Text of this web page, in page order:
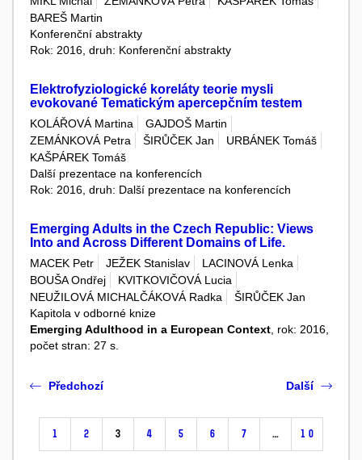
BAREŠ Martin
Konferenční abstrakty
Rok: 2016, druh: Konferenční abstrakty
Elektrofyziologické koreláty teorie mysli
evokované Tematickým apercepčním testem
KOLÁŘOVÁ Martina
GAJDOŠ Martin
ZEMÁNKOVÁ Petra
ŠIRŮČEK Jan
URBÁNEK Tomáš
KAŠPÁREK Tomáš
Další prezentace na konferencích
Rok: 2016, druh: Další prezentace na konferencích
Emerging Adults in the Czech Republic: Views
Into and Across Different Domains of Life.
MACEK Petr JEŽEK Stanislav
LACINOVÁ Lenka
BOUŠA Ondřej
KVITKOVIČOVÁ Lucia
NEUŽILOVÁ MICHALČÁKOVÁ Radka
ŠIRŮČEK Jan
Kapitola v odborné knize
Emerging Adulthood in a European Context , rok: 2016,
počet stran: 27 s.
Předchozí
1 2 3 4 5 6 7 … 10
Další